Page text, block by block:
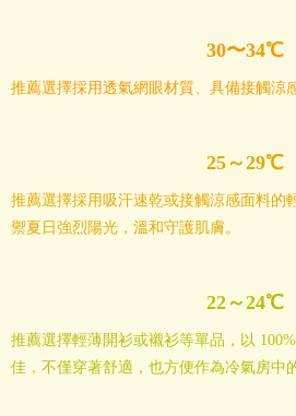
30〜34℃
推薦選擇採用透氣網眼材質、具備接觸涼
25～29℃
推薦選擇採用吸汗速乾或接觸涼感面料的
禦夏日強烈陽光，溫和守護肌膚。
22～24℃
推薦選擇輕薄開衫或襯衫等單品，以
佳，不僅穿著舒適，也方便作為冷氣房中